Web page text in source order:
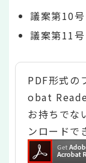
議案第10
議案第11
PDF形式の
obat
お持ちでな
ンロードで